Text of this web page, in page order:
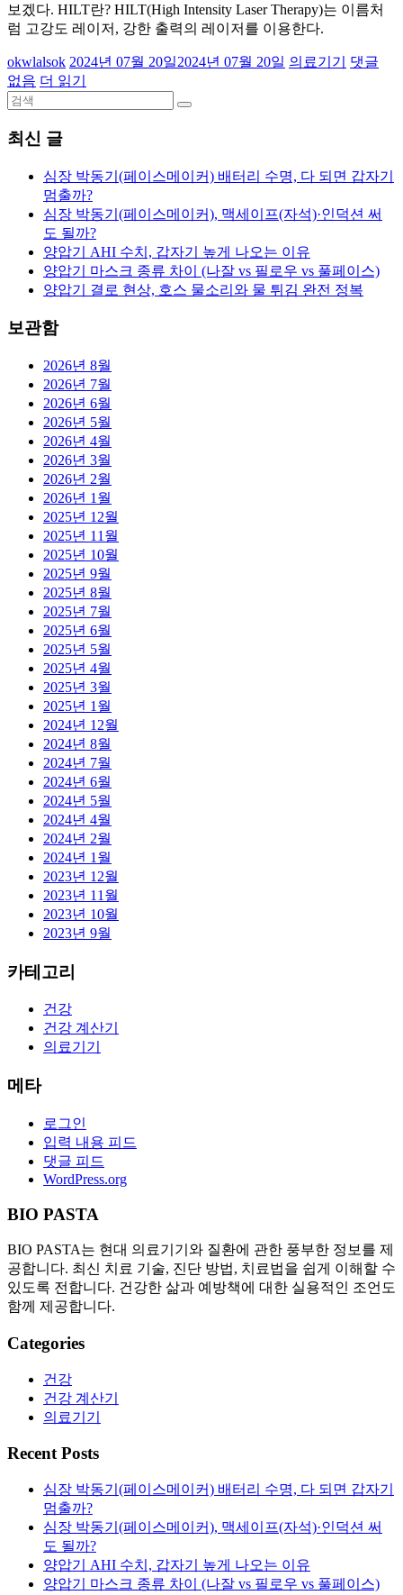
보겠다. HILT란? HILT(High Intensity Laser Therapy)는 이름처
럼 고강도 레이저, 강한 출력의 레이저를 이용한다.
okwlalsok 2024년 07월 20일2024년 07월 20일 의료기기
댓글
없음 더 읽기
최신 글
심장 박동기(페이스메이커) 배터리 수명, 다 되면 갑자기
멈출까?
심장 박동기(페이스메이커), 맥세이프(자석)·인덕션 써
도 될까?
양압기 AHI 수치, 갑자기 높게 나오는 이유
양압기 마스크 종류 차이 (나잘 vs 필로우 vs 풀페이스)
양압기 결로 현상, 호스 물소리와 물 튀김 완전 정복
보관함
2026년 8월
2026년 7월
2026년 6월
2026년 5월
2026년 4월
2026년 3월
2026년 2월
2026년 1월
2025년 12월
2025년 11월
2025년 10월
2025년 9월
2025년 8월
2025년 7월
2025년 6월
2025년 5월
2025년 4월
2025년 3월
2025년 1월
2024년 12월
2024년 8월
2024년 7월
2024년 6월
2024년 5월
2024년 4월
2024년 2월
2024년 1월
2023년 12월
2023년 11월
2023년 10월
2023년 9월
카테고리
건강
건강 계산기
의료기기
메타
로그인
입력 내용 피드
댓글 피드
WordPress.org
BIO PASTA
BIO PASTA는 현대 의료기기와 질환에 관한 풍부한 정보를 제
공합니다. 최신 치료 기술, 진단 방법, 치료법을 쉽게 이해할 수
있도록 전합니다. 건강한 삶과 예방책에 대한 실용적인 조언도
함께 제공합니다.
Categories
건강
건강 계산기
의료기기
Recent Posts
심장 박동기(페이스메이커) 배터리 수명, 다 되면 갑자기
멈출까?
심장 박동기(페이스메이커), 맥세이프(자석)·인덕션 써
도 될까?
양압기 AHI 수치, 갑자기 높게 나오는 이유
양압기 마스크 종류 차이 (나잘 vs 필로우 vs 풀페이스)